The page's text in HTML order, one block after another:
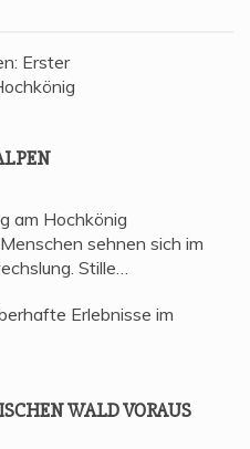
am Hochkönig
sehnen sich im
Stille…
WALD VORAUS